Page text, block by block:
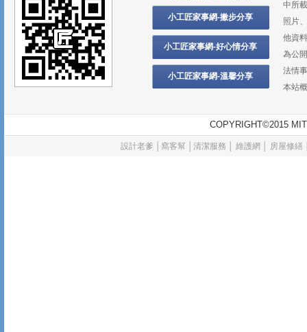
小工匠家事網-撇步分享
小工匠家事網-好心情分享
小工匠家事網-溫馨分享
中所
照片
他資
為公
法情
本站
COPYRIGHT©2015
設計老爹 窩客幫 清潔服務 維護網 房屋修繕